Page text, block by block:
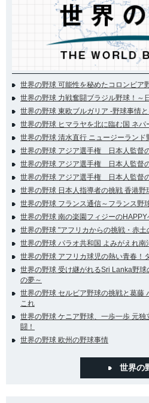
世界の野球 可能性を秘めたコロンビア
世界の野球 力戦奮闘ブラジル野球！～
世界の野球 東欧ブルガリア -野球事情
世界の野球 ヒマラヤを北に臨む国 ネパ
世界の野球 清水直行 ニュージーランド
世界の野球 アジア選手権 日本人監督
世界の野球 アジア選手権 日本人監督
世界の野球 アジア選手権 日本人監督
世界の野球 日本人指導者の挑戦 香港野
世界の野球 フランス通信～フランス野
世界の野球 南の楽園フィジーの
世界の野球 "アフリカからの挑戦・赤
世界の野球 パラオ共和国 よみがえれ南
世界の野球 アフリカ球児の熱い青春！
世界の野球 受け継がれるSri Lanka野
の夢～
世界の野球 セルビア野球の挑戦と葛藤
これ
世界の野球 ケニア野球、一歩一歩 元
闘！
世界の野球 欧州の野球事情
世界の